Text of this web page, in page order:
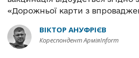
«Дорожньої карти з
ВІКТОР АНУФРІЄВ
Кореспондент АрміяInform